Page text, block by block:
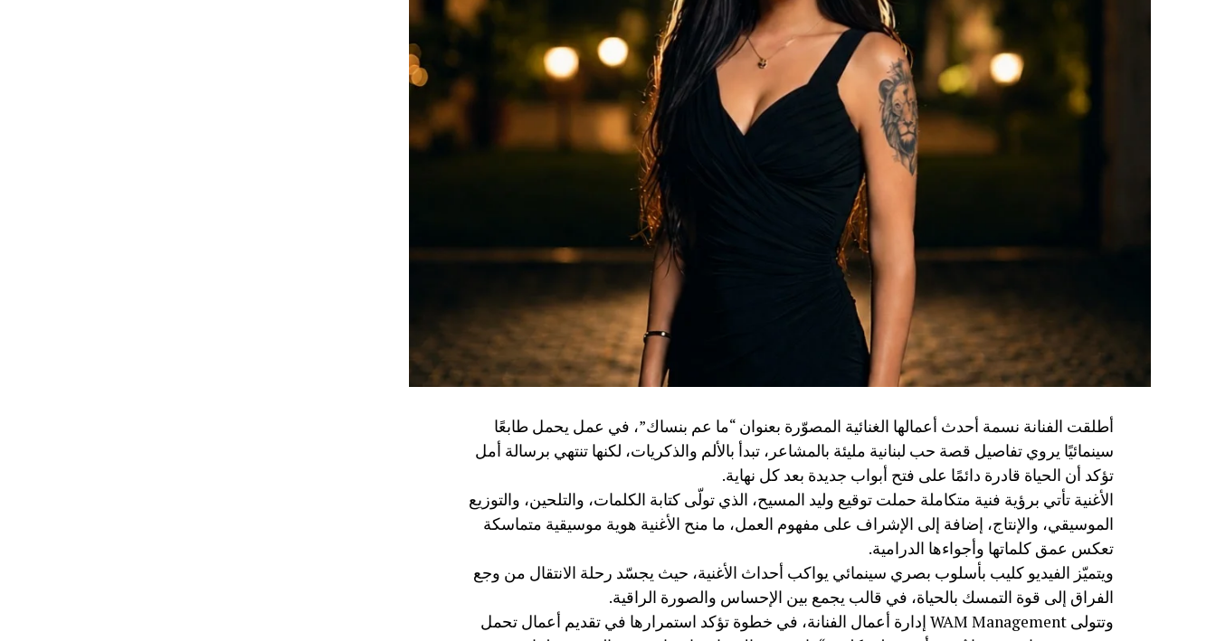
أطلقت الفنانة نسمة أحدث أعمالها الغنائية المصوّرة بعنوان “ما عم بنساك”، في عمل يحمل طابعًا
سينمائيًا يروي تفاصيل قصة حب لبنانية مليئة بالمشاعر، تبدأ بالألم والذكريات، لكنها تنتهي برسالة أمل
تؤكد أن الحياة قادرة دائمًا على فتح أبواب جديدة بعد كل نهاية.
الأغنية تأتي برؤية فنية متكاملة حملت توقيع وليد المسيح، الذي تولّى كتابة الكلمات، والتلحين، والتوزيع
الموسيقي، والإنتاج، إضافة إلى الإشراف على مفهوم العمل، ما منح الأغنية هوية موسيقية متماسكة
تعكس عمق كلماتها وأجواءها الدرامية.
ويتميّز الفيديو كليب بأسلوب بصري سينمائي يواكب أحداث الأغنية، حيث يجسّد رحلة الانتقال من وجع
الفراق إلى قوة التمسك بالحياة، في قالب يجمع بين الإحساس والصورة الراقية.
وتتولى WAM Management إدارة أعمال الفنانة، في خطوة تؤكد استمرارها في تقديم أعمال تحمل